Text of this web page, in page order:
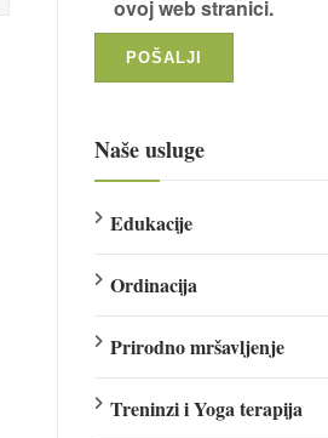
ovoj web stranici.
Naše usluge
Edukacije
Ordinacija
Prirodno mršavljenje
Treninzi i Yoga terapija